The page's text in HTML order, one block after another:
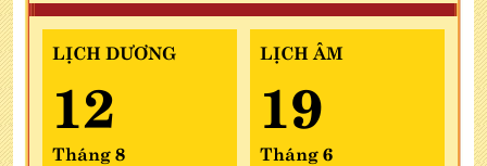
LỊCH DƯƠNG
12
Tháng 8
LỊCH ÂM
19
Tháng 6